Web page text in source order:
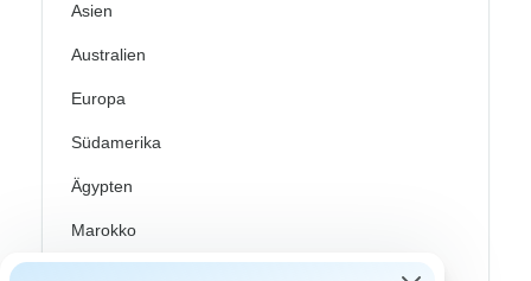
Asien
Australien
Europa
Südamerika
Ägypten
Marokko